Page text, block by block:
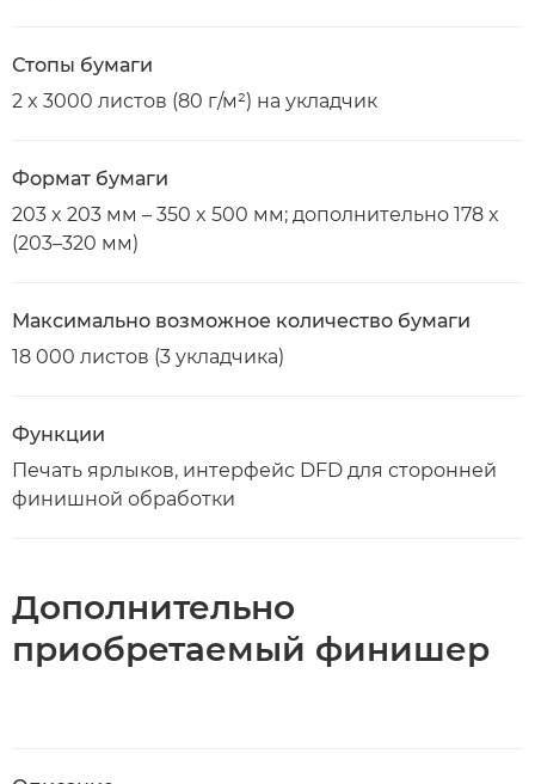
Стопы бумаги
2 x 3000 листов (80 г/м²) на укладчик
Формат бумаги
203 x 203 мм – 350 x 500 мм; дополнительно 178 x
(203–320 мм)
Максимально возможное количество бумаги
18 000 листов (3 укладчика)
Функции
Печать ярлыков, интерфейс DFD для сторонней
финишной обработки
Дополнительно
приобретаемый финишер